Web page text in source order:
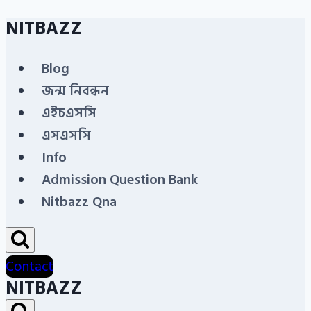
Skip
content
NITBAZZ
Blog
জন্ম নিবন্ধন
এইচএসসি
এসএসসি
Info
Admission Question Bank
Nitbazz Qna
Contact
NITBAZZ